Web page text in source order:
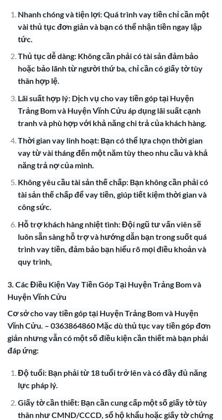
Nhanh chóng và tiện lợi: Quá trình vay tiền chỉ cần một
vài thủ tục đơn giản và bạn có thể nhận tiền ngay lập
tức.
Thủ tục dễ dàng: Không cần phải có tài sản đảm bảo
hoặc bảo lãnh từ người thứ ba, chỉ cần có giấy tờ tùy
thân hợp lệ.
Lãi suất hợp lý: Dịch vụ cho vay tiền góp tại Huyện
Trảng Bom và Huyện Vĩnh Cửu áp dụng lãi suất cạnh
tranh và phù hợp với khả năng chi trả của khách hàng.
Thời gian vay linh hoạt: Bạn có thể lựa chọn thời gian
vay từ vài tháng đến một năm tùy theo nhu cầu và khả
năng trả nợ của mình.
Không yêu cầu tài sản thế chấp: Bạn không cần phải có
tài sản thế chấp để vay tiền, giúp tiết kiệm thời gian và
công sức.
Hỗ trợ khách hàng nhiệt tình: Đội ngũ tư vấn viên sẽ
luôn sẵn sàng hỗ trợ và hướng dẫn bạn trong suốt quá
trình vay tiền, đảm bảo bạn hiểu rõ mọi điều khoản và
quy trình.
3. Các Điều Kiện Vay Tiền Góp Tại Huyện Trảng Bom và
Huyện Vĩnh Cửu
Cơ sở cho vay tiền góp tại Huyện Trảng Bom và Huyện
Vĩnh Cửu. – 0363864860 Mặc dù thủ tục vay tiền góp đơn
giản nhưng vẫn có một số điều kiện cần thiết mà bạn phải
đáp ứng:
Độ tuổi: Bạn phải từ 18 tuổi trở lên và có đầy đủ năng
lực pháp lý.
Giấy tờ cần thiết: Bạn cần cung cấp một số giấy tờ tùy
thân như CMND/CCCD, sổ hộ khẩu hoặc giấy tờ chứng